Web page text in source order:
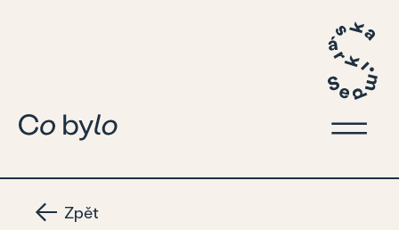
Zpět